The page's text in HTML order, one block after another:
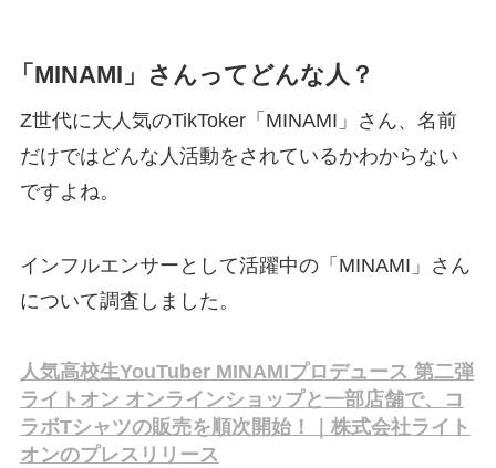
「MINAMI」さんってどんな人？
Z世代に大人気のTikToker「MINAMI」さん、名前
だけではどんな人活動をされているかわからない
ですよね。
インフルエンサーとして活躍中の「MINAMI」さん
について調査しました。
人気高校生YouTuber MINAMIプロデュース 第二弾
ライトオン オンラインショップと一部店舗で、コ
ラボTシャツの販売を順次開始！｜株式会社ライト
オンのプレスリリース